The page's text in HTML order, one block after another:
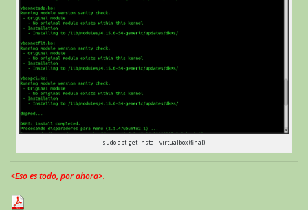
sudo apt-get install virtualbox (final)
<Eso es todo, por ahora>.